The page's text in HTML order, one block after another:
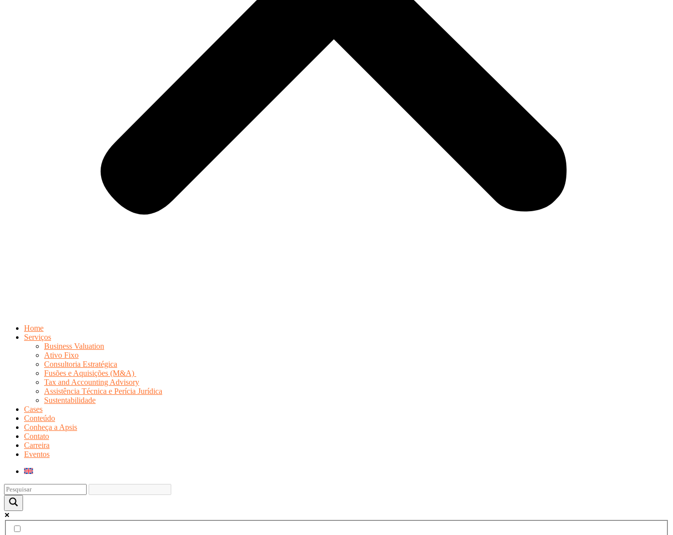
Home
Serviços
Business Valuation
Ativo Fixo
Consultoria Estratégica
Fusões e Aquisições (M&A)
Tax and Accounting Advisory
Assistência Técnica e Perícia Jurídica
Sustentabilidade
Cases
Conteúdo
Conheça a Apsis
Contato
Carreira
Eventos